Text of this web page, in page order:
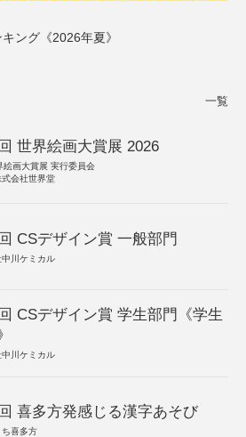
ング《2026年夏》
一覧
世界絵画大賞展 2026
絵画大賞展 実行委員会
会社世界堂
CSデザイン賞 一般部門
川ケミカル
CSデザイン賞 学生部門《学生
川ケミカル
喜多方発感じる漢字あそび
喜多方